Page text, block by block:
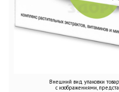
Внешний вид упаковки
с изображениями,